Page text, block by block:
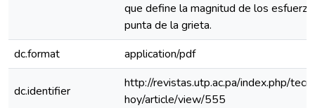
que define la magnitud de los
punta de la grieta.
dc.format
application/pdf
dc.identifier
http://revistas.utp.ac.pa/index.php/
hoy/article/view/555